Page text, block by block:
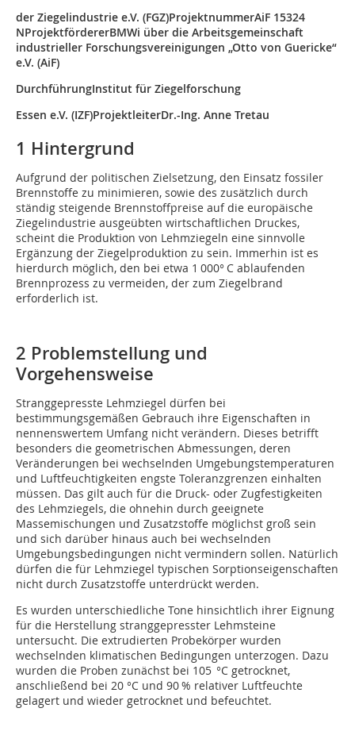
der Ziegelindustrie e.V. (FGZ)ProjektnummerAiF 15324
NProjektfördererBMWi über die Arbeitsgemeinschaft
industrieller Forschungsvereinigungen „Otto von Guericke“
e.V. (AiF)
DurchführungInstitut für Ziegelforschung
Essen e.V. (IZF)ProjektleiterDr.-Ing. Anne Tretau
1 Hintergrund
Aufgrund der politischen Zielsetzung, den Einsatz fossiler
Brennstoffe zu minimieren, sowie des zusätzlich durch
ständig steigende Brennstoffpreise auf die europäische
Ziegelindustrie ausgeübten wirtschaftlichen Druckes,
scheint die Produktion von Lehmziegeln eine sinnvolle
Ergänzung der Ziegelproduktion zu sein. Immerhin ist es
hierdurch möglich, den bei etwa 1 000° C ablaufenden
Brennprozess zu vermeiden, der zum Ziegelbrand
erforderlich ist.
2 Problemstellung und
Vorgehensweise
Stranggepresste Lehmziegel dürfen bei
bestimmungsgemäßen Gebrauch ihre Eigenschaften in
nennenswertem Umfang nicht verändern. Dieses betrifft
besonders die geometrischen Abmessungen, deren
Veränderungen bei wechselnden Umgebungstemperaturen
und Luftfeuchtigkeiten engste Toleranzgrenzen einhalten
müssen. Das gilt auch für die Druck- oder Zugfestigkeiten
des Lehmziegels, die ohnehin durch geeignete
Massemischungen und Zusatzstoffe möglichst groß sein
und sich darüber hinaus auch bei wechselnden
Umgebungsbedingungen nicht vermindern sollen. Natürlich
dürfen die für Lehmziegel typischen Sorptionseigenschaften
nicht durch Zusatzstoffe unterdrückt werden.
Es wurden unterschiedliche Tone hinsichtlich ihrer Eignung
für die Herstellung stranggepresster Lehmsteine
untersucht. Die extrudierten Probekörper wurden
wechselnden klimatischen Bedingungen unterzogen. Dazu
wurden die Proben zunächst bei 105 °C getrocknet,
anschließend bei 20 °C und 90 % relativer Luftfeuchte
gelagert und wieder getrocknet und befeuchtet.